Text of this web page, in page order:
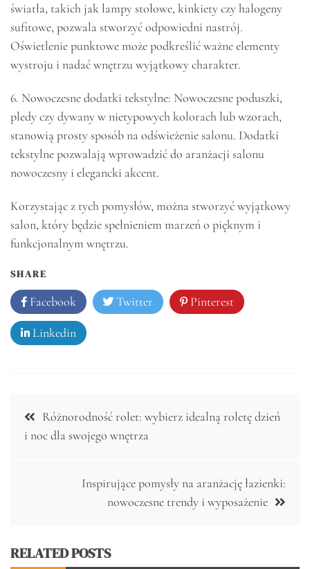
światła, takich jak lampy stołowe, kinkiety czy halogeny
sufitowe, pozwala stworzyć odpowiedni nastrój.
Oświetlenie punktowe może podkreślić ważne elementy
wystroju i nadać wnętrzu wyjątkowy charakter.
6. Nowoczesne dodatki tekstylne: Nowoczesne poduszki,
pledy czy dywany w nietypowych kolorach lub wzorach,
stanowią prosty sposób na odświeżenie salonu. Dodatki
tekstylne pozwalają wprowadzić do aranżacji salonu
nowoczesny i elegancki akcent.
Korzystając z tych pomysłów, można stworzyć wyjątkowy
salon, który będzie spełnieniem marzeń o pięknym i
funkcjonalnym wnętrzu.
SHARE
Facebook Twitter Pinterest
Linkedin
Nawigacja
wpisu
Różnorodność rolet: wybierz idealną roletę dzień
i noc dla swojego wnętrza
Inspirujące pomysły na aranżację łazienki:
nowoczesne trendy i wyposażenie
RELATED POSTS